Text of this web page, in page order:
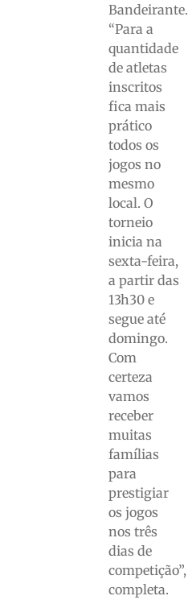
Bandeirante.
“Para a
quantidade
de atletas
inscritos
fica mais
prático
todos os
jogos no
mesmo
local. O
torneio
inicia na
sexta-feira,
a partir das
13h30 e
segue até
domingo.
Com
certeza
vamos
receber
muitas
famílias
para
prestigiar
os jogos
nos três
dias de
competição”,
completa.